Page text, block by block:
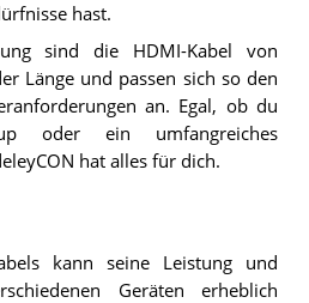
hast.
sind die HDMI-Kabel von
Länge und passen sich so den
an. Egal, ob du
oder ein umfangreiches
hat alles für dich.
kann seine Leistung und
Geräten erheblich